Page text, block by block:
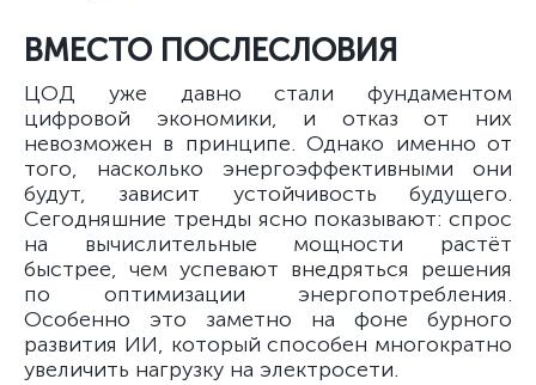
ВМЕСТО ПОСЛЕСЛОВИЯ
ЦОД уже давно стали фундаментом
цифровой экономики, и отказ от них
невозможен в принципе. Однако именно от
того, насколько энергоэффективными они
будут, зависит устойчивость будущего.
Сегодняшние тренды ясно показывают: спрос
на вычислительные мощности растёт
быстрее, чем успевают внедряться решения
по оптимизации энергопотребления.
Особенно это заметно на фоне бурного
развития ИИ, который способен многократно
увеличить нагрузку на электросети.